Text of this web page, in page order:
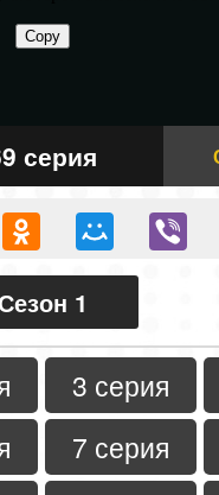
серия
1
3 серия
7 серия